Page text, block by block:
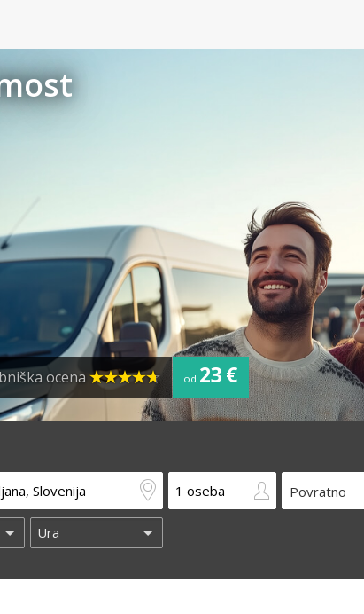
ocena od 23 €
Povratno